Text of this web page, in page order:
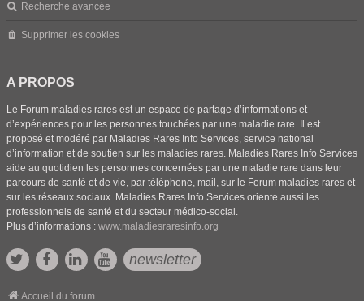
Recherche avancée
Supprimer les cookies
A PROPOS
Le Forum maladies rares est un espace de partage d’informations et
d’expériences pour les personnes touchées par une maladie rare. Il est
proposé et modéré par Maladies Rares Info Services, service national
d’information et de soutien sur les maladies rares. Maladies Rares Info Services
aide au quotidien les personnes concernées par une maladie rare dans leur
parcours de santé et de vie, par téléphone, mail, sur le Forum maladies rares et
sur les réseaux sociaux. Maladies Rares Info Services oriente aussi les
professionnels de santé et du secteur médico-social.
Plus d’informations : www.maladiesraresinfo.org
newsletter
Accueil du forum